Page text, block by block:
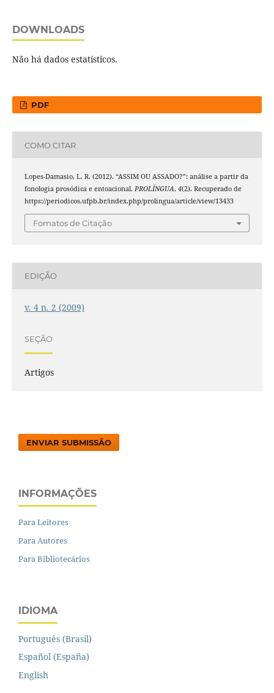
DOWNLOADS
Não há dados estatísticos.
PDF
COMO CITAR
Lopes-Damasio, L. R. (2012). “ASSIM OU ASSADO?”: análise a partir da
fonologia prosódica e entoacional. PROLÍNGUA, 4(2). Recuperado de
https://periodicos.ufpb.br/index.php/prolingua/article/view/13433
Fomatos de Citação
EDIÇÃO
v. 4 n. 2 (2009)
SEÇÃO
Artigos
ENVIAR SUBMISSÃO
INFORMAÇÕES
Para Leitores
Para Autores
Para Bibliotecários
IDIOMA
Português (Brasil)
Español (España)
English